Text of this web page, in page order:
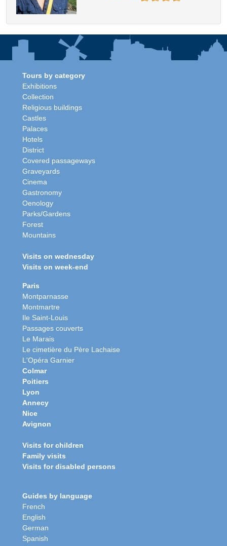
Tours by category
Exhibitions
Collection
Religious buildings
Castles
Palaces
Hotels
District
Covered passageways
Graveyards
Cinema
Gastronomy
Oenology
Parks/Gardens
Forest
Mountains
Visits on wednesday
Visits on week-end
Paris
Montparnasse
Montmartre
Ile Saint-Louis
Passages couverts
Le Marais
Le cimetière du Père Lachaise
L'Opéra Garnier
Colmar
Poitiers
Lyon
Annecy
Nice
Avignon
Visits for children
Family visits
Visits for disabled persons
Guides by language
French
English
German
Spanish